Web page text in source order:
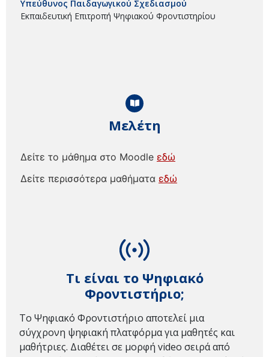
Τι είναι το Ψηφιακό
Φροντιστήριο;
Το Ψηφιακό Φροντιστήριο αποτελεί μια
σύγχρονη ψηφιακή πλατφόρμα για μαθητές και
μαθήτριες. Διαθέτει σε μορφή video σειρά από
Μελέτη
Δείτε το μάθημα στο Moodle εδώ
Δείτε περισσότερα μαθήματα εδώ
Υπεύθυνος Παιδαγωγικού Σχεδιασμού
Εκπαιδευτική Επιτροπή Ψηφιακού Φροντιστηρίου